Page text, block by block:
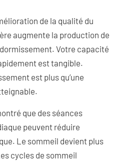
de la qualité du
augmente la production de
Votre capacité
est tangible.
est plus qu’une
que des séances
peuvent réduire
Le sommeil devient plus
cycles de sommeil